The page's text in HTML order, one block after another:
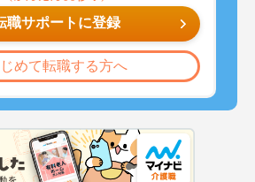
職サポートに登録
めて転職する方へ